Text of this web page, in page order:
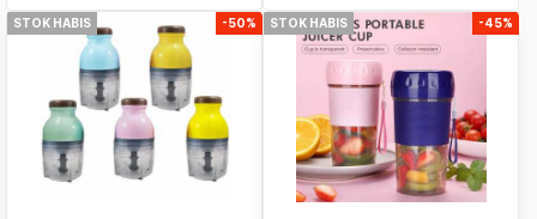
STOK HABIS -50% STOK HABIS -45%